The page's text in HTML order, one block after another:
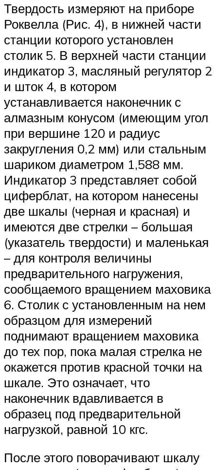
Твердость измеряют на приборе
Роквелла (Рис. 4), в нижней части
станции которого установлен
столик 5. В верхней части станции
индикатор 3, масляный регулятор 2
и шток 4, в котором
устанавливается наконечник с
алмазным конусом (имеющим угол
при вершине 120 и радиус
закругления 0,2 мм) или стальным
шариком диаметром 1,588 мм.
Индикатор 3 представляет собой
циферблат, на котором нанесены
две шкалы (черная и красная) и
имеются две стрелки – большая
(указатель твердости) и маленькая
– для контроля величины
предварительного нагружения,
сообщаемого вращением маховика
6. Столик с установленным на нем
образцом для измерений
поднимают вращением маховика
до тех пор, пока малая стрелка не
окажется против красной точки на
шкале. Это означает, что
наконечник вдавливается в
образец под предварительной
нагрузкой, равной 10 кгс.
После этого поворачивают шкалу